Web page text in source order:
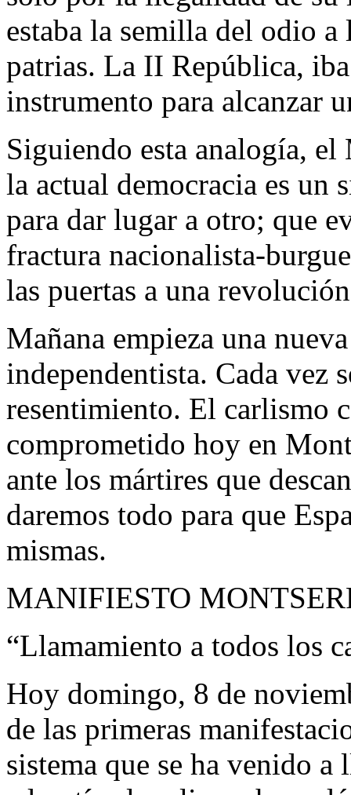
estaba la semilla del odio
patrias. La II República,
instrumento para alcanzar
Siguiendo esta analogía,
la actual democracia es un
para dar lugar a otro; que
fractura nacionalista-
las puertas a una
Mañana empieza una
independentista. Cada vez
resentimiento. El carlismo
comprometido hoy en
ante los mártires que
daremos todo para que
mismas.
MANIFIESTO
“Llamamiento a todos los
Hoy domingo, 8 de
de las primeras
sistema que se ha venido